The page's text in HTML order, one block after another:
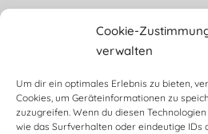
Cookie-
verwalten
Um dir ein optimales Erlebnis zu bieten,
Cookies, um Geräteinformationen zu
zuzugreifen. Wenn du diesen
wie das Surfverhalten oder eindeutige IDs
Lorem ipsum dolor sit amet,